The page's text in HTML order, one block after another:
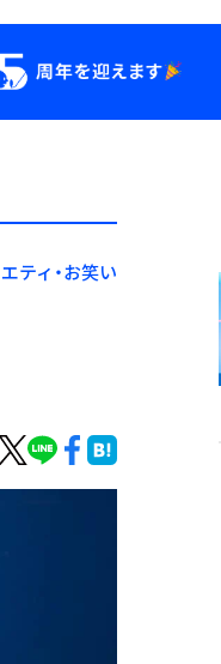
ティ・お笑い